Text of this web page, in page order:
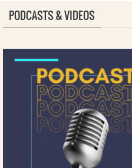
PODCASTS & VIDEOS